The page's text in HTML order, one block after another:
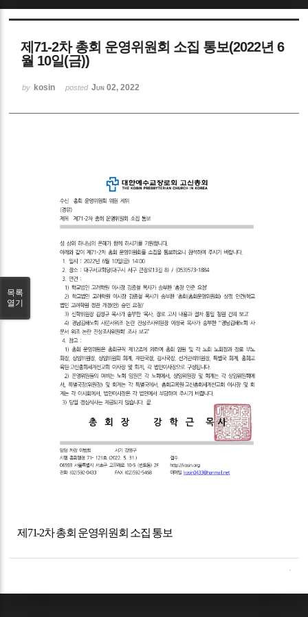
제71-2차 총회 운영위원회 소집 통보(2022년 6
월 10일(금))
by kosin posted Jun 02, 2022
제 71-2차 총회 운영위원회 소집 통보
목록
열기
Sketchbook5, 스케치북5